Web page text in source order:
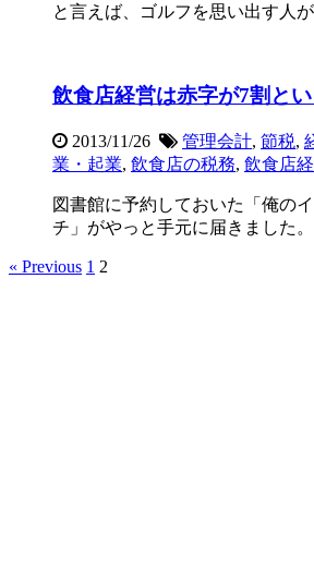
と言えば、ゴルフを思い出す人
飲食店経営は赤字が7割とい
2013/11/26 管理会計, 節税,
業・起業, 飲食店の税務, 飲食店
図書館に予約しておいた「俺の
チ」がやっと手元に届きました
« Previous 1 2